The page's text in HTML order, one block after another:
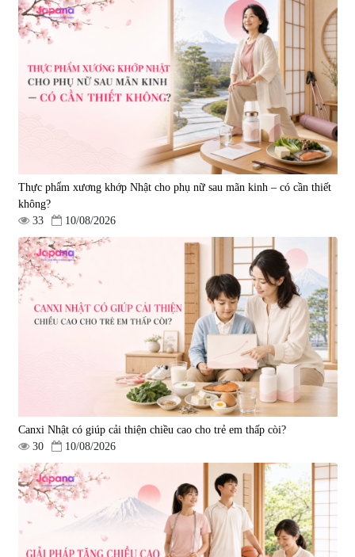
Thực phẩm xương khớp Nhật cho phụ nữ sau mãn kinh – có cần thiết
không?
33
10/08/2026
Canxi Nhật có giúp cải thiện chiều cao cho trẻ em thấp còi?
30
10/08/2026